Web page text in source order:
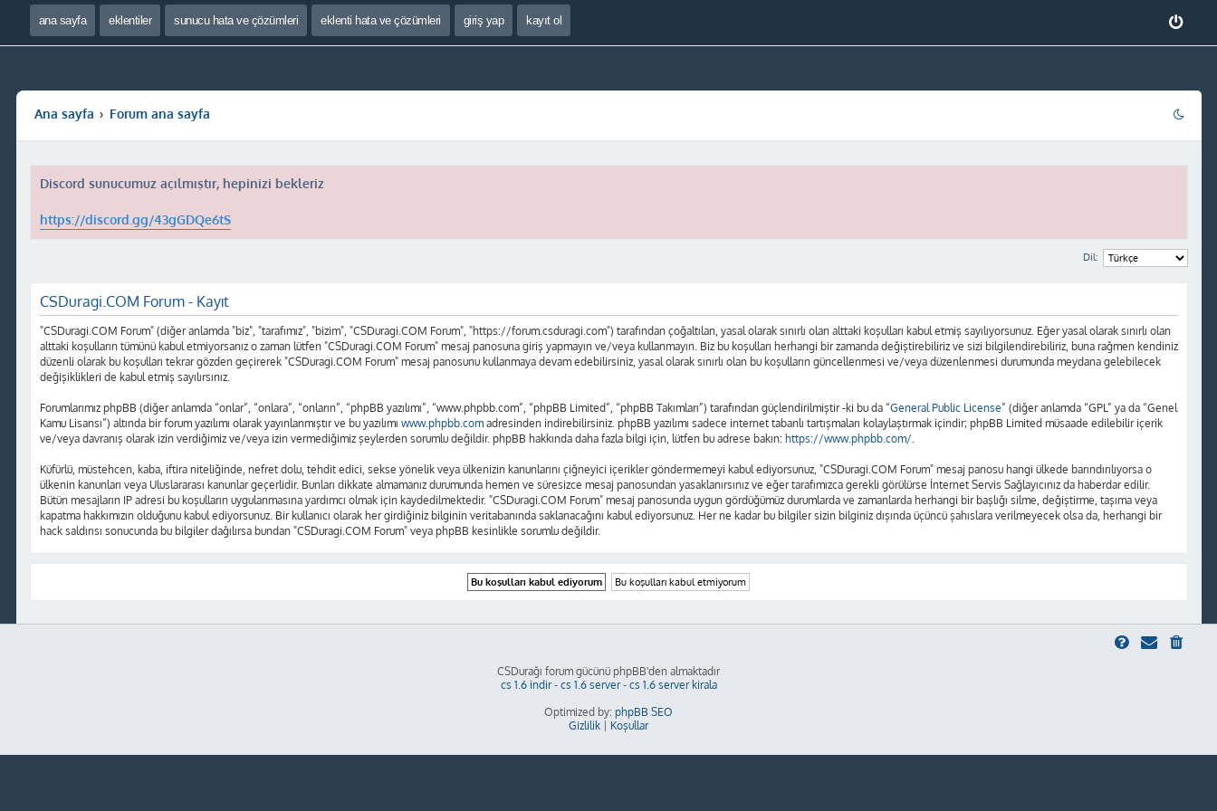
ana sayfa eklentiler sunucu hata ve çözümleri eklenti hata ve çözümleri giriş yap kayıt ol
Ana sayfa Forum ana sayfa
Discord sunucumuz açılmıştır, hepinizi bekleriz
https://discord.gg/43gGDQe6tS
Dil:
CSDuragi.COM Forum - Kayıt
"CSDuragi.COM Forum" (diğer anlamda "biz", "tarafımız", "bizim", "CSDuragi.COM Forum", "https://forum.csduragi.com") tarafından çoğaltılan, yasal olarak sınırlı olan alttaki koşulları kabul etmiş sayılıyorsunuz. Eğer yasal olarak sınırlı olan
alttaki koşulların tümünü kabul etmiyorsanız o zaman lütfen "CSDuragi.COM Forum" mesaj panosuna giriş yapmayın ve/veya kullanmayın. Biz bu koşulları herhangi bir zamanda değiştirebiliriz ve sizi bilgilendirebiliriz, buna rağmen kendiniz
düzenli olarak bu koşulları tekrar gözden geçirerek "CSDuragi.COM Forum" mesaj panosunu kullanmaya devam edebilirsiniz, yasal olarak sınırlı olan bu koşulların güncellenmesi ve/veya düzenlenmesi durumunda meydana gelebilecek
değişiklikleri de kabul etmiş sayılırsınız.
Forumlarımız phpBB (diğer anlamda “onlar”, “onlara”, “onların”, “phpBB yazılımı”, “www.phpbb.com”, “phpBB Limited”, “phpBB Takımları”) tarafından güçlendirilmiştir -ki bu da “General Public License” (diğer anlamda “GPL” ya da “Genel
Kamu Lisansı”) altında bir forum yazılımı olarak yayınlanmıştır ve bu yazılımı www.phpbb.comadresinden indirebilirsiniz. phpBB yazılımı sadece internet tabanlı tartışmaları kolaylaştırmak içindir; phpBB Limited müsaade edilebilir içerik
ve/veya davranış olarak izin verdiğimiz ve/veya izin vermediğimiz şeylerden sorumlu değildir. phpBB hakkında daha fazla bilgi için, lütfen bu adrese bakın: https://www.phpbb.com/
Küfürlü, müstehcen, kaba, iftira niteliğinde, nefret dolu, tehdit edici, sekse yönelik veya ülkenizin kanunlarını çiğneyici içerikler göndermemeyi kabul ediyorsunuz, "CSDuragi.COM Forum" mesaj panosu hangi ülkede barındırılıyorsa o
ülkenin kanunları veya Uluslararası kanunlar geçerlidir. Bunları dikkate almamanız durumunda hemen ve süresizce mesaj panosundan yasaklanırsınız ve eğer tarafımızca gerekli görülürse İnternet Servis Sağlayıcınız da haberdar edilir.
Bütün mesajların IP adresi bu koşulların uygulanmasına yardımcı olmak için kaydedilmektedir. "CSDuragi.COM Forum" mesaj panosunda uygun gördüğümüz durumlarda ve zamanlarda herhangi bir başlığı silme, değiştirme, taşıma veya
kapatma hakkımızın olduğunu kabul ediyorsunuz. Bir kullanıcı olarak her girdiğiniz bilginin veritabanında saklanacağını kabul ediyorsunuz. Her ne kadar bu bilgiler sizin bilginiz dışında üçüncü şahıslara verilmeyecek olsa da, herhangi bir
hack saldırısı sonucunda bu bilgiler dağılırsa bundan "CSDuragi.COM Forum" veya phpBB kesinlikle sorumlu değildir.
CSDurağı forum gücünü phpBB'den almaktadır
cs 1.6 indir- cs 1.6 server- cs 1.6 server kirala
Optimized by: phpBB SEO
Gizlilik | Koşullar